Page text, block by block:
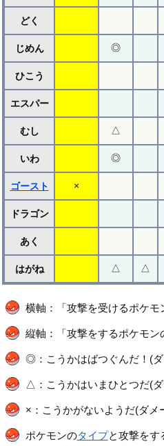
どく
じめん ◎
ひこう
エスパー
むし △
いわ ◎
ゴースト ×
ドラゴン
あく
はがね △ △
横軸：「攻撃を受けるポケモ
縦軸：「攻撃をするポケモン
◎：こうかはばつぐんだ！(
△：こうかはいまひとつだ(
×：こうかがないようだ(ダメ
ポケモンのタイプと攻撃をす